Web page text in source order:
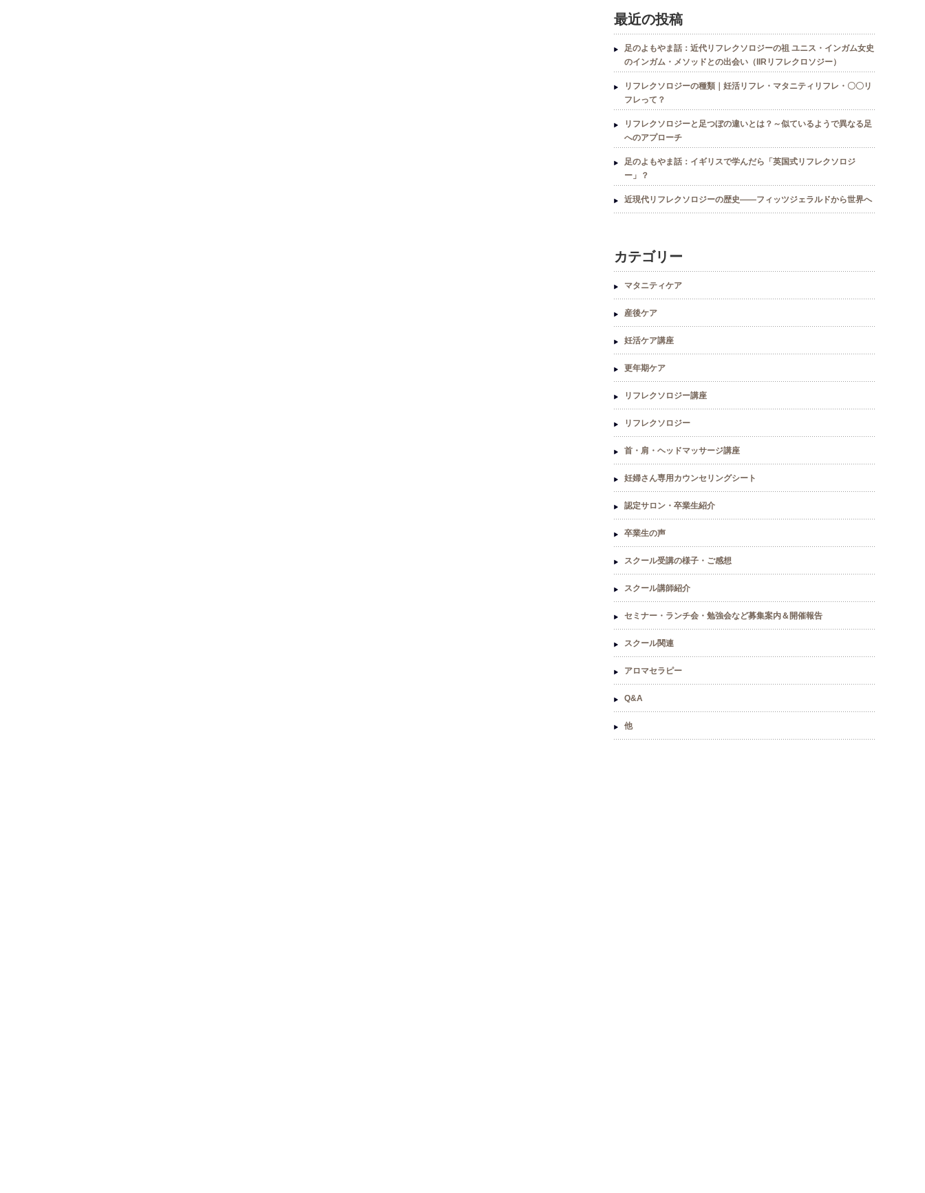
最近の投稿
足のよもやま話：近代リフレクソロジーの祖 ユニス・インガム女史
のインガム・メソッドとの出会い（IIRリフレクロソジー）
リフレクソロジーの種類｜妊活リフレ・マタニティリフレ・〇〇リ
フレって？
リフレクソロジーと足つぼの違いとは？～似ているようで異なる足
へのアプローチ
足のよもやま話：イギリスで学んだら「英国式リフレクソロジ
ー」？
近現代リフレクソロジーの歴史――フィッツジェラルドから世界へ
カテゴリー
マタニティケア
産後ケア
妊活ケア講座
更年期ケア
リフレクソロジー講座
リフレクソロジー
首・肩・ヘッドマッサージ講座
妊婦さん専用カウンセリングシート
認定サロン・卒業生紹介
卒業生の声
スクール受講の様子・ご感想
スクール講師紹介
セミナー・ランチ会・勉強会など募集案内＆開催報告
スクール関連
アロマセラピー
Q&A
他